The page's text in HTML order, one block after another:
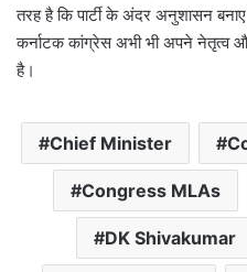
तरह है कि पार्टी के अंदर अनुशासन
कर्नाटक कांग्रेस अभी भी अपने नेतृत्व
है।
Chief Minister
Congress MLAs
DK Shivakumar